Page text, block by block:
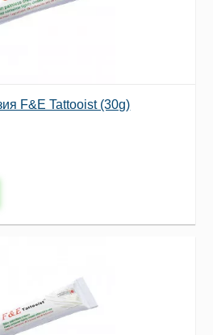
F&E Tattooist (30g)